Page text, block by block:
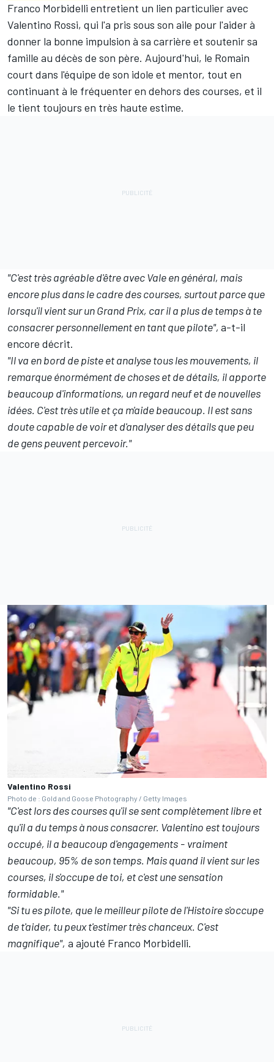
Franco Morbidelli entretient un lien particulier avec
Valentino Rossi, qui l'a pris sous son aile pour l'aider à
donner la bonne impulsion à sa carrière et soutenir sa
famille au décès de son père. Aujourd'hui, le Romain
court dans l'équipe de son idole et mentor, tout en
continuant à le fréquenter en dehors des courses, et il
le tient toujours en très haute estime.
"C'est très agréable d'être avec Vale en général, mais
encore plus dans le cadre des courses, surtout parce que
lorsqu'il vient sur un Grand Prix, car il a plus de temps à te
consacrer personnellement en tant que pilote", a-t-il
encore décrit.
"Il va en bord de piste et analyse tous les mouvements, il
remarque énormément de choses et de détails, il apporte
beaucoup d'informations, un regard neuf et de nouvelles
idées. C'est très utile et ça m'aide beaucoup. Il est sans
doute capable de voir et d'analyser des détails que peu
de gens peuvent percevoir."
Valentino Rossi
Photo de : Gold and Goose Photography / Getty Images
"C'est lors des courses qu'il se sent complètement libre et
qu'il a du temps à nous consacrer. Valentino est toujours
occupé, il a beaucoup d'engagements - vraiment
beaucoup, 95% de son temps. Mais quand il vient sur les
courses, il s'occupe de toi, et c'est une sensation
formidable."
"Si tu es pilote, que le meilleur pilote de l'Histoire s'occupe
de t'aider, tu peux t'estimer très chanceux. C'est
magnifique", a ajouté Franco Morbidelli.